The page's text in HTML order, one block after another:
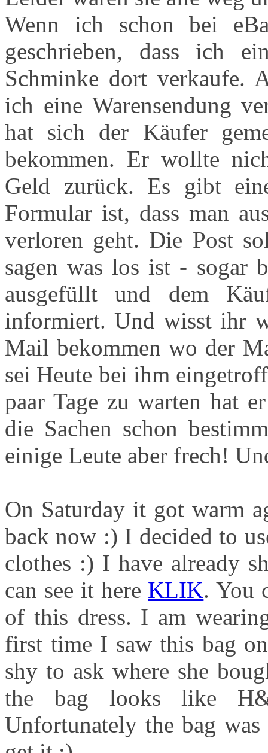
Wenn ich schon bei
geschrieben, dass ich
Schminke dort verkaufe.
ich eine Warensendung
hat sich der Käufer
bekommen. Er wollte
Geld zurück. Es gibt
Formular ist, dass man
verloren geht. Die Post
sagen was los ist - sogar
ausgefüllt und dem
informiert. Und wisst ihr
Mail bekommen wo der
sei Heute bei ihm
paar Tage zu warten hat
die Sachen schon
einige Leute aber frech!
On Saturday it got warm
back now :) I decided to
clothes :) I have already
can see it here KLIK. You
of this dress. I am
first time I saw this bag
shy to ask where she
the bag looks like
Unfortunately the bag